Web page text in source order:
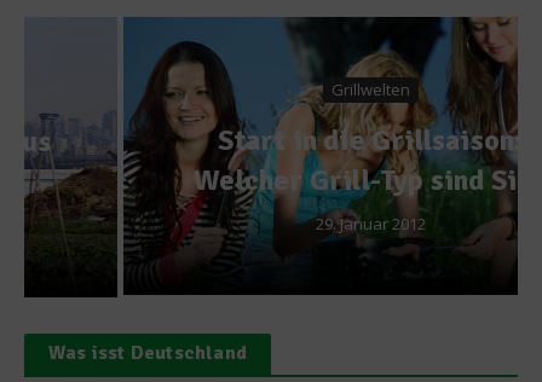
Grillwelten
Start in die Grillsaison:
Welcher Grill-Typ sind Sie?
29. Januar 2012
Was isst Deutschland